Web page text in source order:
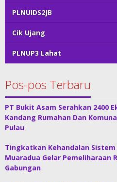
PLNUIDS2JB
Cik Ujang
PLNUP3 Lahat
Pos-pos Terbaru
PT Bukit Asam Serahkan 2400
Kandang Rumahan Dan
Pulau
Tingkatkan Kehandalan Sistem
Muaradua Gelar Pemeliharaan
Gabungan